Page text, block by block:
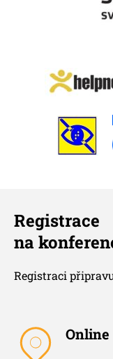
Registrace
na
Registraci
Online